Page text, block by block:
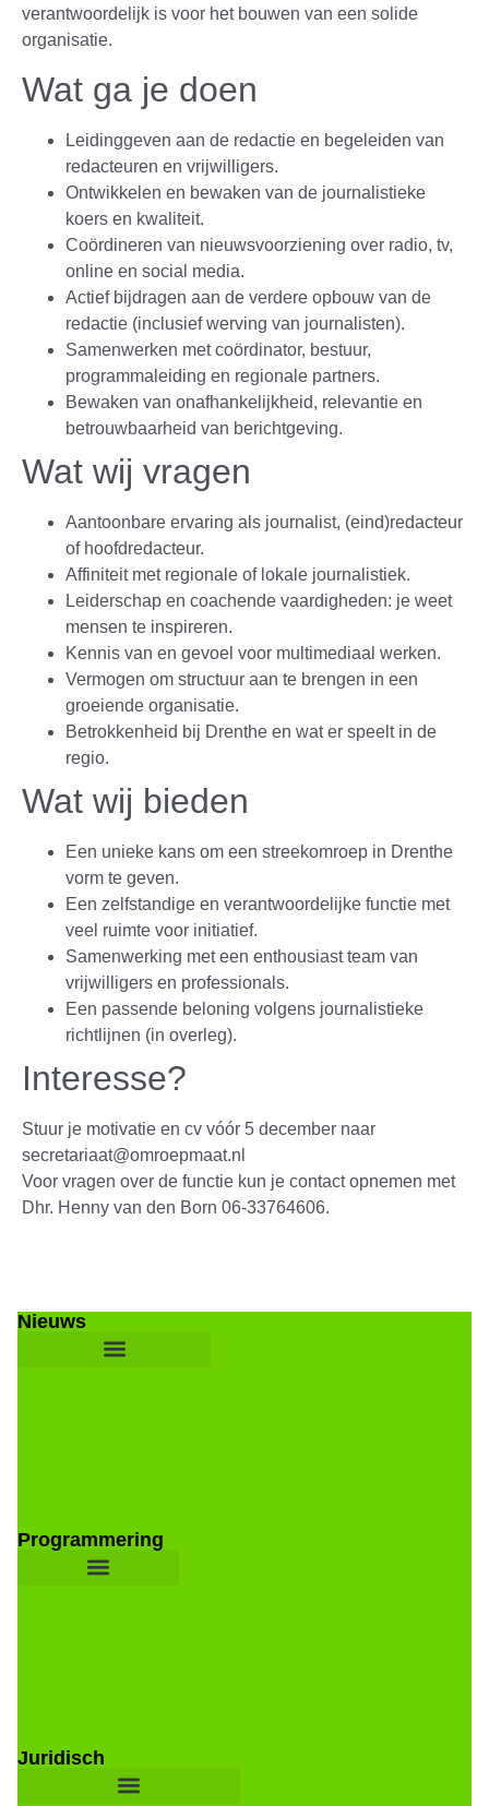
verantwoordelijk is voor het bouwen van een solide
organisatie.
Wat ga je doen
Leidinggeven aan de redactie en begeleiden van
redacteuren en vrijwilligers.
Ontwikkelen en bewaken van de journalistieke
koers en kwaliteit.
Coördineren van nieuwsvoorziening over radio, tv,
online en social media.
Actief bijdragen aan de verdere opbouw van de
redactie (inclusief werving van journalisten).
Samenwerken met coördinator, bestuur,
programmaleiding en regionale partners.
Bewaken van onafhankelijkheid, relevantie en
betrouwbaarheid van berichtgeving.
Wat wij vragen
Aantoonbare ervaring als journalist, (eind)redacteur
of hoofdredacteur.
Affiniteit met regionale of lokale journalistiek.
Leiderschap en coachende vaardigheden: je weet
mensen te inspireren.
Kennis van en gevoel voor multimediaal werken.
Vermogen om structuur aan te brengen in een
groeiende organisatie.
Betrokkenheid bij Drenthe en wat er speelt in de
regio.
Wat wij bieden
Een unieke kans om een streekomroep in Drenthe
vorm te geven.
Een zelfstandige en verantwoordelijke functie met
veel ruimte voor initiatief.
Samenwerking met een enthousiast team van
vrijwilligers en professionals.
Een passende beloning volgens journalistieke
richtlijnen (in overleg).
Interesse?
Stuur je motivatie en cv vóór 5 december naar
secretariaat@omroepmaat.nl
Voor vragen over de functie kun je contact opnemen met
Dhr. Henny van den Born 06-33764606.
Nieuws
Programmering
Juridisch